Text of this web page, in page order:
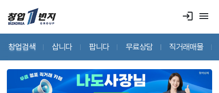
login menu
창업검색 삽니다 팝니다 무료상담 직거래매물